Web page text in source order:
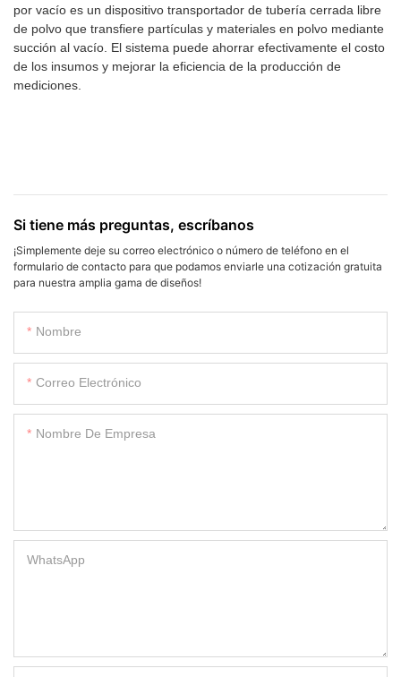
por vacío es un dispositivo transportador de tubería cerrada libre
de polvo que transfiere partículas y materiales en polvo mediante
succión al vacío. El sistema puede ahorrar efectivamente el costo
de los insumos y mejorar la eficiencia de la producción de
mediciones.
Si tiene más preguntas, escríbanos
¡Simplemente deje su correo electrónico o número de teléfono en el
formulario de contacto para que podamos enviarle una cotización gratuita
para nuestra amplia gama de diseños!
Nombre
Correo Electrónico
Nombre De Empresa
WhatsApp